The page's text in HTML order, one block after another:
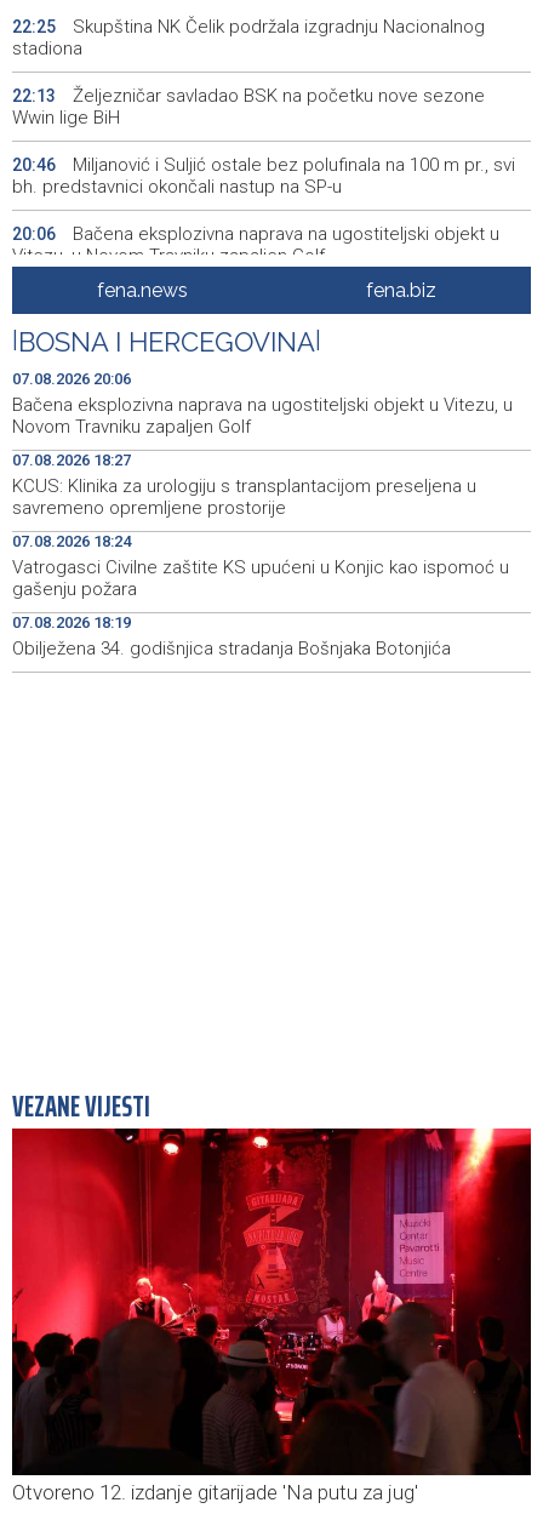
22:25
Skupština NK Čelik podržala izgradnju Nacionalnog
stadiona
22:13
Željezničar savladao BSK na početku nove sezone
Wwin lige BiH
20:46
Miljanović i Suljić ostale bez polufinala na 100 m pr., svi
bh. predstavnici okončali nastup na SP-u
20:06
Bačena eksplozivna naprava na ugostiteljski objekt u
Vitezu, u Novom Travniku zapaljen Golf
Galerija ULUPUBiH otvara novu izlagačku sezonu,
predstavlja novi izlagački program
19:44 Faris Dževahirić novi nogometaš Veleža
19:21 Announcement of events for Saturday, 8 August 2026
19:10
Rudari Milanovića ubijedili da ode kući, Memčić se već
ponovo vratio u jamu 'Raspotočje'
19:03
Sarajevo Film Festival presents Kinoscope and
Kinoscope Surreal programs
19:00 Najave događaja za 8. 8. 2026. godine (subota)
fena.news fena.biz
BOSNA I HERCEGOVINA
07.08.2026 20:06
Bačena eksplozivna naprava na ugostiteljski objekt u Vitezu, u
Novom Travniku zapaljen Golf
07.08.2026 18:27
KCUS: Klinika za urologiju s transplantacijom preseljena u
savremeno opremljene prostorije
07.08.2026 18:24
Vatrogasci Civilne zaštite KS upućeni u Konjic kao ispomoć u
gašenju požara
07.08.2026 18:19
Obilježena 34. godišnjica stradanja Bošnjaka Botonjića
VEZANE VIJESTI
Otvoreno 12. izdanje gitarijade 'Na putu za jug'